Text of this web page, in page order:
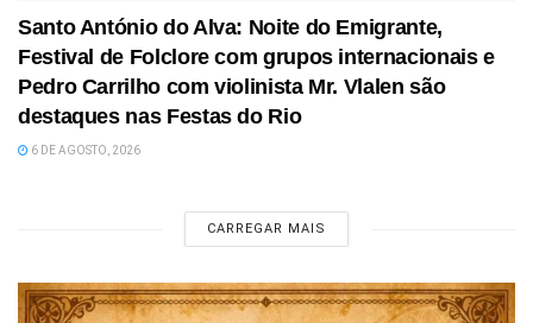
Santo António do Alva: Noite do Emigrante,
Festival de Folclore com grupos internacionais e
Pedro Carrilho com violinista Mr. Vlalen são
destaques nas Festas do Rio
6 DE AGOSTO, 2026
CARREGAR MAIS